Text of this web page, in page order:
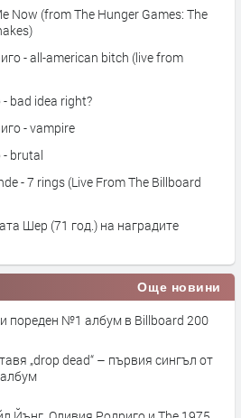
Now (from The Hunger Games: The
- all-american bitch (live from
bad idea right?
- vampire
- brutal
- 7 rings (Live From The Billboard
год.) на наградите
Още новини
пореден №1 албум в Billboard 200
„drop dead“ – първия сингъл от